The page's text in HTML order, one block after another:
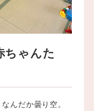
ちゃんた
んだか曇り空。